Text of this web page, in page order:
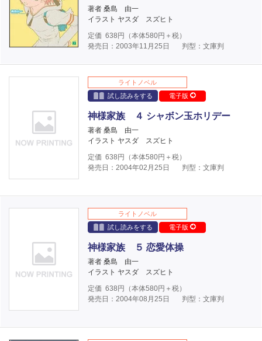
著者 桑島 由一
イラスト ヤスダ スズヒト
定価 638 円（本体580円＋税）
発売日：2003年11月25日
判型：文庫判
ライトノベル
試し読みをする
電子版
神様家族 ４ シャボン玉ホリデー
著者 桑島 由一
イラスト ヤスダ スズヒト
定価 638 円（本体580円＋税）
発売日：2004年02月25日
判型：文庫判
ライトノベル
試し読みをする
電子版
神様家族 ５ 恋愛体操
著者 桑島 由一
イラスト ヤスダ スズヒト
定価 638 円（本体580円＋税）
発売日：2004年08月25日
判型：文庫判